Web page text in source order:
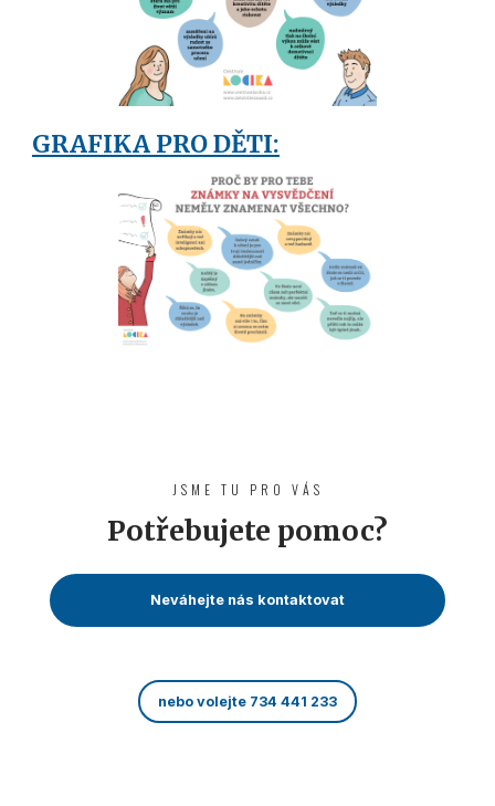
GRAFIKA PRO DĚTI:
JSME TU PRO VÁS
Potřebujete pomoc?
Neváhejte nás kontaktovat
nebo volejte 734 441 233